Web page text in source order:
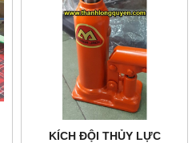
KÍCH ĐỘI THỦY LỰC